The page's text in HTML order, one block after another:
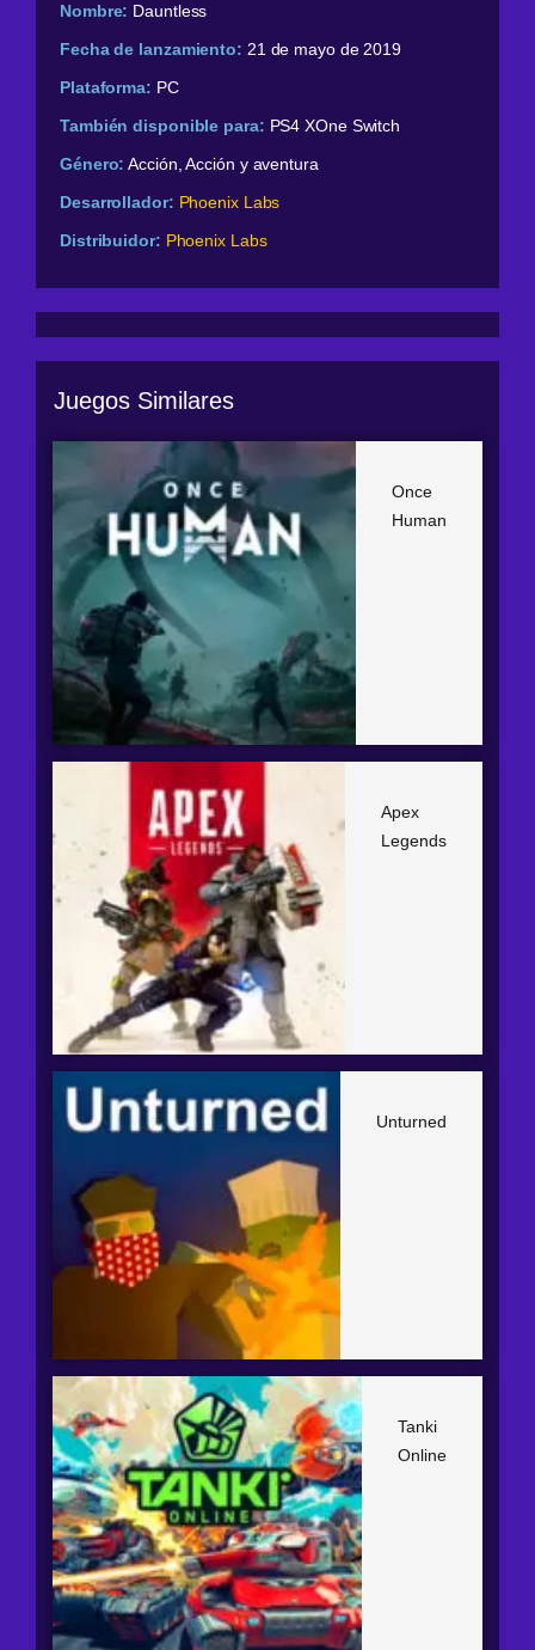
Nombre: Dauntless
Fecha de lanzamiento: 21 de mayo de 2019
Plataforma: PC
También disponible para: PS4 XOne Switch
Género: Acción, Acción y aventura
Desarrollador: Phoenix Labs
Distribuidor: Phoenix Labs
Juegos Similares
Once
Human
Apex
Legends
Unturned
Tanki
Online